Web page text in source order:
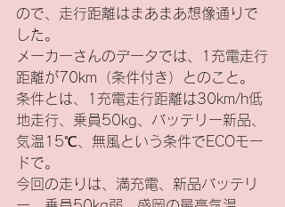
ので、走行距離はまあまあ想像通りで
した。
メーカーさんのデータでは、1充電走行
距離が70km（条件付き）とのこと。
条件とは、1充電走行距離は30km/h低
地走行、乗員50kg、バッテリー新品、
気温15℃、無風という条件でECOモー
ドで。
今回の走りは、満充電、新品バッテリ